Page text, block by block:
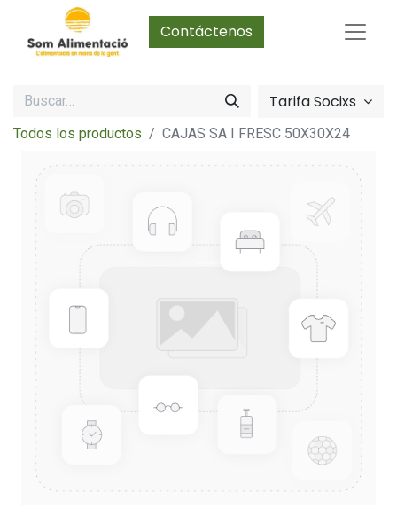
Contáctenos
Tarifa Socixs
Todos los productos CAJAS SA I FRESC 50X30X24